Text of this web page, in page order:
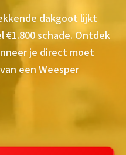
dakgoot lijkt
€1.800 schade. Ontdek
je direct moet
een Weesper